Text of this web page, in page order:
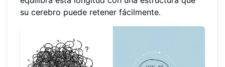
su cerebro puede retener fácilmente.